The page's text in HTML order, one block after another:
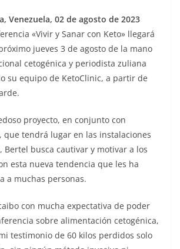
Venezuela, 02 de agosto de 2023
«Vivir y Sanar con Keto» llegará
jueves 3 de agosto de la mano
cetogénica y periodista zuliana
su equipo de KetoClinic, a partir de
proyecto, en conjunto con
que tendrá lugar en las instalaciones
Bertel busca cautivar y motivar a los
esta nueva tendencia que les ha
a muchas personas.
con mucha expectativa de poder
sobre alimentación cetogénica,
testimonio de 60 kilos perdidos solo